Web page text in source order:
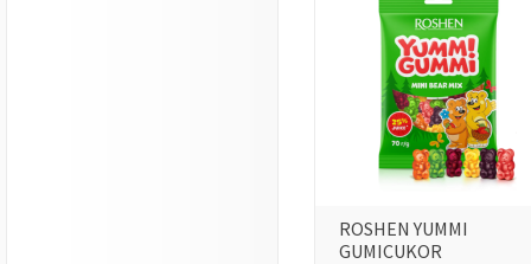
ROSHEN YUMMI
GUMICUKOR